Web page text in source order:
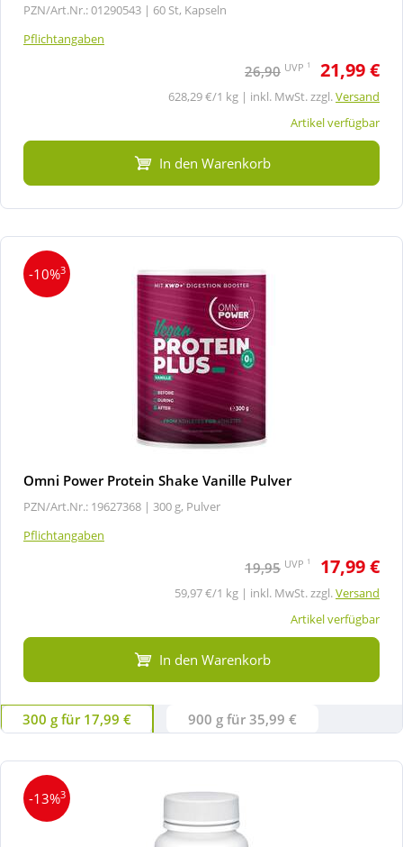
PZN/Art.Nr.: 01290543 | 60 St, Kapseln
Pflichtangaben
26,90 UVP 1 21,99 €
628,29 €/1 kg | inkl. MwSt. zzgl.Versand
Artikel verfügbar
In den Warenkorb
-10%3
Omni Power Protein Shake Vanille Pulver
PZN/Art.Nr.: 19627368 | 300 g, Pulver
Pflichtangaben
19,95 UVP 1 17,99 €
59,97 €/1 kg | inkl. MwSt. zzgl.Versand
Artikel verfügbar
In den Warenkorb
300 g für 17,99 € 900 g für 35,99 €
-13%3